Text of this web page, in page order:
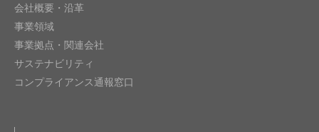
会社概要・沿革
事業領域
事業拠点・関連会社
サステナビリティ
コンプライアンス通報窓口